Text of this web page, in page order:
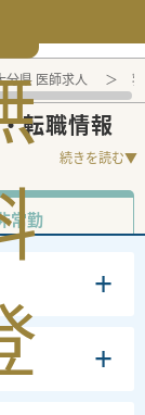
19:00
分県 医師求人
転職情報
続きを読む▼
常勤